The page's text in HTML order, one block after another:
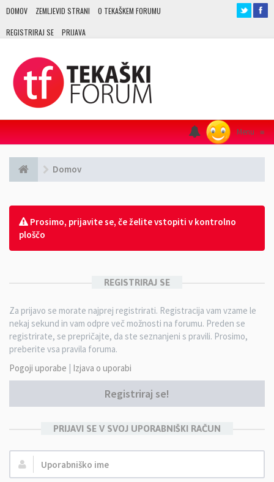
DOMOV ZEMLJEVID STRANI O TEKAŠKEM FORUMU
REGISTRIRAJ SE PRIJAVA
Menu ≡
Domov
Prosimo, prijavite se, če želite vstopiti v kontrolno
ploščo
REGISTRIRAJ SE
Za prijavo se morate najprej registrirati. Registracija vam vzame le
nekaj sekund in vam odpre več možnosti na forumu. Preden se
registrirate, se prepričajte, da ste seznanjeni s pravili. Prosimo,
preberite vsa pravila foruma.
Pogoji uporabe | Izjava o uporabi
Registriraj se!
PRIJAVI SE V SVOJ UPORABNIŠKI RAČUN
Uporabniško
ime: